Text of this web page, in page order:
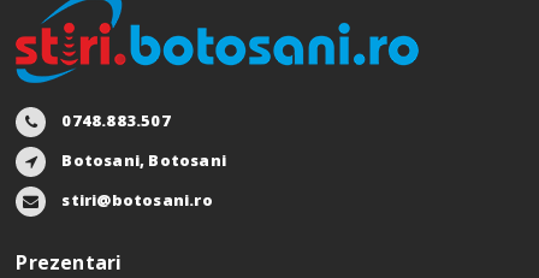
0748.883.507
Botosani, Botosani
stiri@botosani.ro
Prezentari